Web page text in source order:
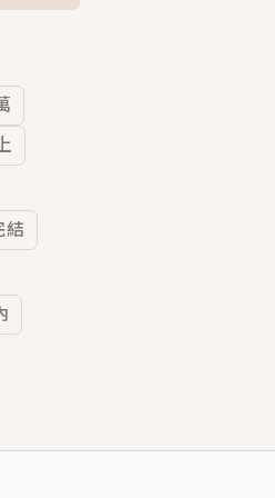
遠古後成了野人娘子》你
結